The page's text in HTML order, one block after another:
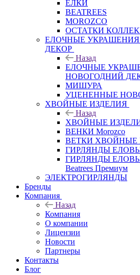
ЕЛКИ
BEATREES
MOROZCO
ОСТАТКИ
ЕЛОЧНЫЕ
ДЕКОР
Назад
ЕЛОЧНЫЕ
НОВОГОДНИЙ
МИШУРА
УЦЕНЕННЫЕ
ХВОЙНЫЕ ИЗДЕЛИЯ
Назад
ХВОЙНЫЕ
ВЕНКИ Morozco
ВЕТКИ ХВОЙНЫЕ
ГИРЛЯНДЫ
ГИРЛЯНДЫ
Beatrees Премиум
ЭЛЕКТРОГИРЛЯНДЫ
Бренды
Компания
Назад
Компания
О компании
Лицензии
Новости
Партнеры
Контакты
Блог